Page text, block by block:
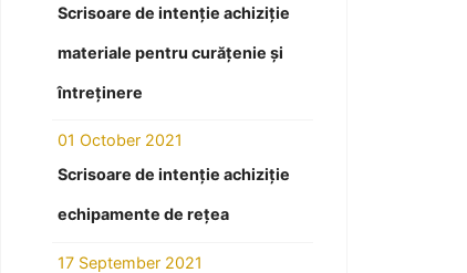
Scrisoare de intenție achiziție
materiale pentru curățenie și
întreținere
01 October 2021
Scrisoare de intenție achiziție
echipamente de rețea
17 September 2021